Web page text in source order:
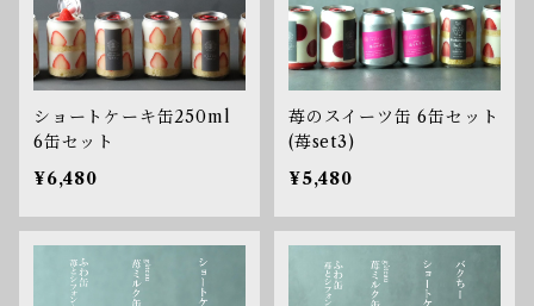
ショートケーキ缶250ml
6缶セット
¥6,480
苺のスイーツ缶 6缶セット
(苺set3)
¥5,480